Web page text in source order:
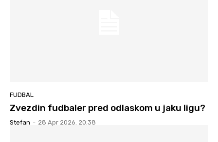
FUDBAL
Zvezdin fudbaler pred odlaskom u jaku ligu?
Stefan - 28 Apr 2026. 20:38